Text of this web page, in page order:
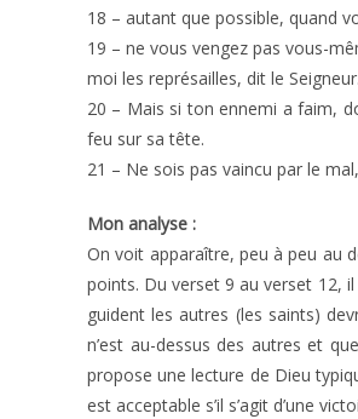
18 – autant que possible, quand
19 – ne vous vengez pas vous-
moi les représailles, dit le Seigneur.
20 – Mais si ton ennemi a faim,
feu sur sa tête.
21 – Ne sois pas vaincu par le
Mon analyse :
On voit apparaître, peu à peu au
points. Du verset 9 au verset 12,
guident les autres (les saints)
n’est au-dessus des autres et
propose une lecture de Dieu
est acceptable s’il s’agit d’une